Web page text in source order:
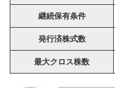
継続保有条件
発行済株式数
最大クロス株数